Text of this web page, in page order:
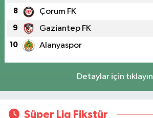
8 Çorum FK
9 Gaziantep FK
10 Alanyaspor
Detaylar için tıklayın
Süper Lig Fikstür